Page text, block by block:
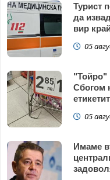
Турист
да
вир
05
"Тойро"
Сбогом
05
Имаме